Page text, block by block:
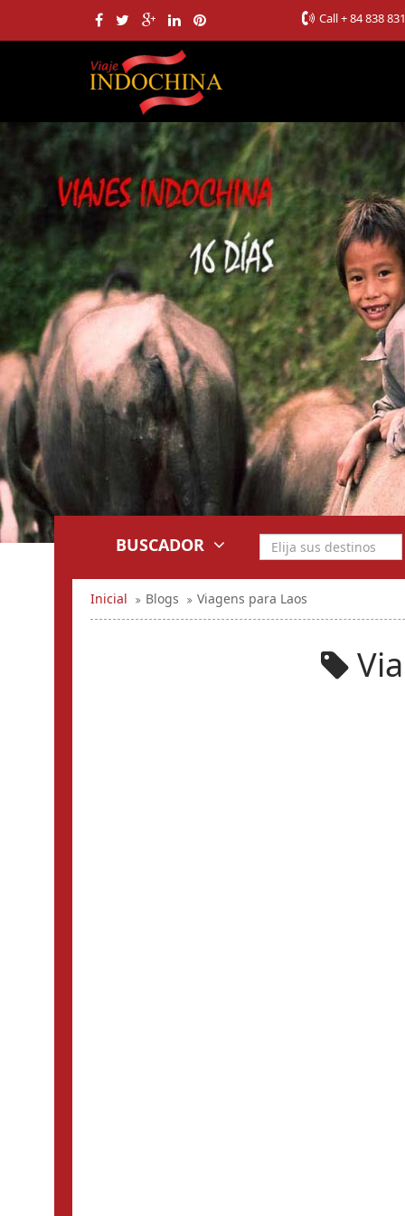
Call+ 84 838
BUSCADOR
Inicial Blogs Viagens para Laos